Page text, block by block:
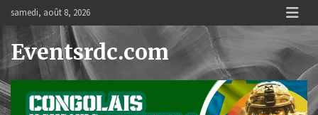
content
samedi, août 8, 2026
Eventsrdc.com